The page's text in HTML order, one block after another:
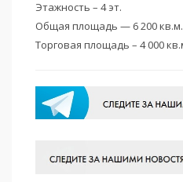
Этажность – 4 эт.
Общая площадь — 6 200 кв.м.
Торговая площадь – 4 000